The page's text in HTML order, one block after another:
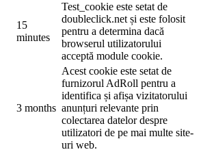
15
minutes
Test_cookie este setat de
doubleclick.net și este folosit
pentru a determina dacă
browserul utilizatorului
acceptă module cookie.
3 months
Acest cookie este setat de
furnizorul AdRoll pentru a
identifica și afișa vizitatorului
anunțuri relevante prin
colectarea datelor despre
utilizatori de pe mai multe site-
uri web.